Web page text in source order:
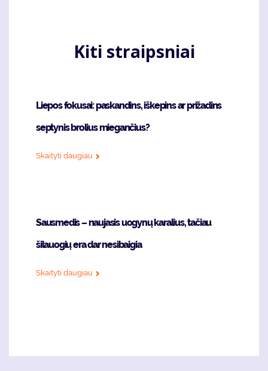
Kiti straipsniai
Liepos fokusai: paskandins, iškepins ar prižadins
septynis brolius miegančius?
Skaityti daugiau
Sausmedis – naujasis uogynų karalius, tačiau
šilauogių era dar nesibaigia
Skaityti daugiau